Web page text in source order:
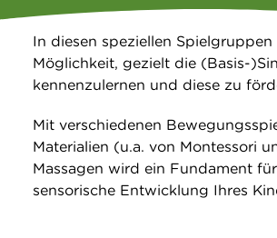
Service
Über uns
Suche
In diesen speziellen
Möglichkeit, gezielt die (Basis-
kennenzulernen und diese zu
Mit verschiedenen
Materialien (u.a. von Montessori
Massagen wird ein Fundament
sensorische Entwicklung Ihres